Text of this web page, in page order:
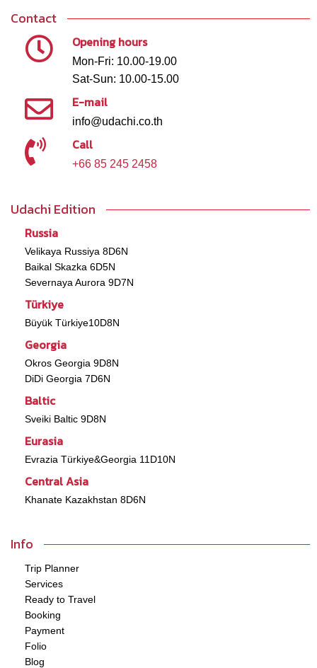
Contact
Opening hours
Mon-Fri: 10.00-19.00
Sat-Sun: 10.00-15.00
E-mail
info@udachi.co.th
Call
+66 85 245 2458
Udachi Edition
Russia
Velikaya Russiya 8D6N
Baikal Skazka 6D5N
Severnaya Aurora 9D7N
Türkiye
Büyük Türkiye10D8N
Georgia
Okros Georgia 9D8N
DiDi Georgia 7D6N
Baltic
Sveiki Baltic 9D8N
Eurasia
Evrazia Türkiye&Georgia 11D10N
Central Asia
Khanate Kazakhstan 8D6N
Info
Trip Planner
Services
Ready to Travel
Booking
Payment
Folio
Blog